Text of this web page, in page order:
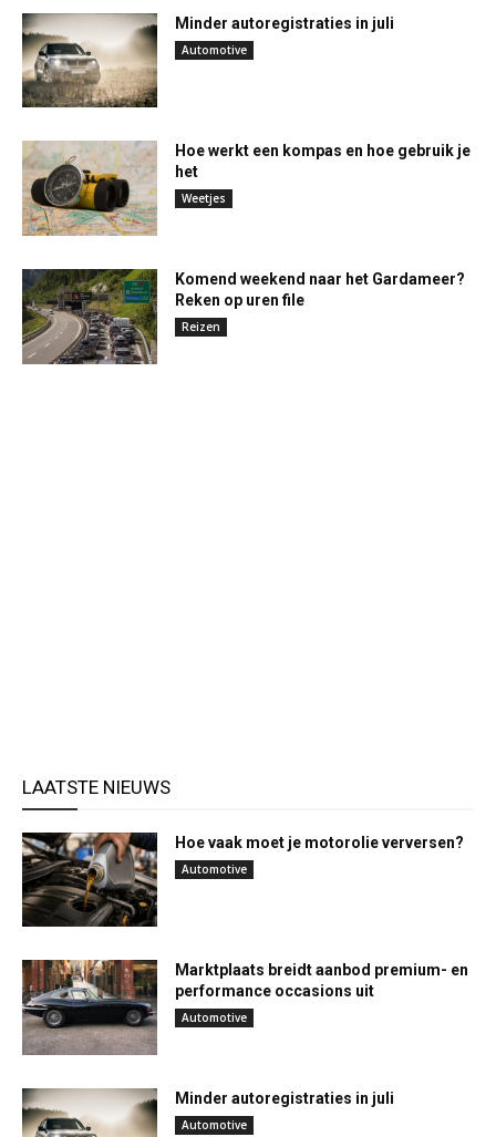
Minder autoregistraties in juli
Automotive
Hoe werkt een kompas en hoe gebruik je
het
Weetjes
Komend weekend naar het Gardameer?
Reken op uren file
Reizen
LAATSTE NIEUWS
Hoe vaak moet je motorolie verversen?
Automotive
Marktplaats breidt aanbod premium- en
performance occasions uit
Automotive
Minder autoregistraties in juli
Automotive